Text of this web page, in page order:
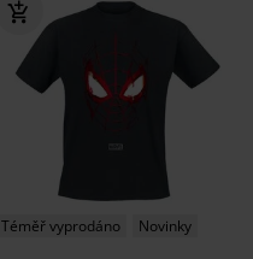
Téměř vyprodáno Novinky